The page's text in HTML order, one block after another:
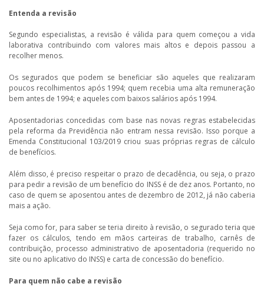
Entenda a revisão
Segundo especialistas, a revisão é válida para quem começou a vida
laborativa contribuindo com valores mais altos e depois passou a
recolher menos.
Os segurados que podem se beneficiar são aqueles que realizaram
poucos recolhimentos após 1994; quem recebia uma alta remuneração
bem antes de 1994; e aqueles com baixos salários após 1994.
Aposentadorias concedidas com base nas novas regras estabelecidas
pela reforma da Previdência não entram nessa revisão. Isso porque a
Emenda Constitucional 103/2019 criou suas próprias regras de cálculo
de benefícios.
Além disso, é preciso respeitar o prazo de decadência, ou seja, o prazo
para pedir a revisão de um benefício do INSS é de dez anos. Portanto, no
caso de quem se aposentou antes de dezembro de 2012, já não caberia
mais a ação.
Seja como for, para saber se teria direito à revisão, o segurado teria que
fazer os cálculos, tendo em mãos carteiras de trabalho, carnês de
contribuição, processo administrativo de aposentadoria (requerido no
site ou no aplicativo do INSS) e carta de concessão do benefício.
Para quem não cabe a revisão